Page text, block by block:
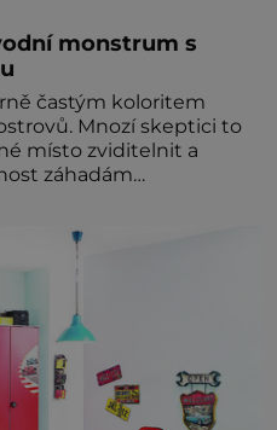
monstrum s
častým koloritem
Mnozí skeptici to
místo zviditelnit a
záhadám